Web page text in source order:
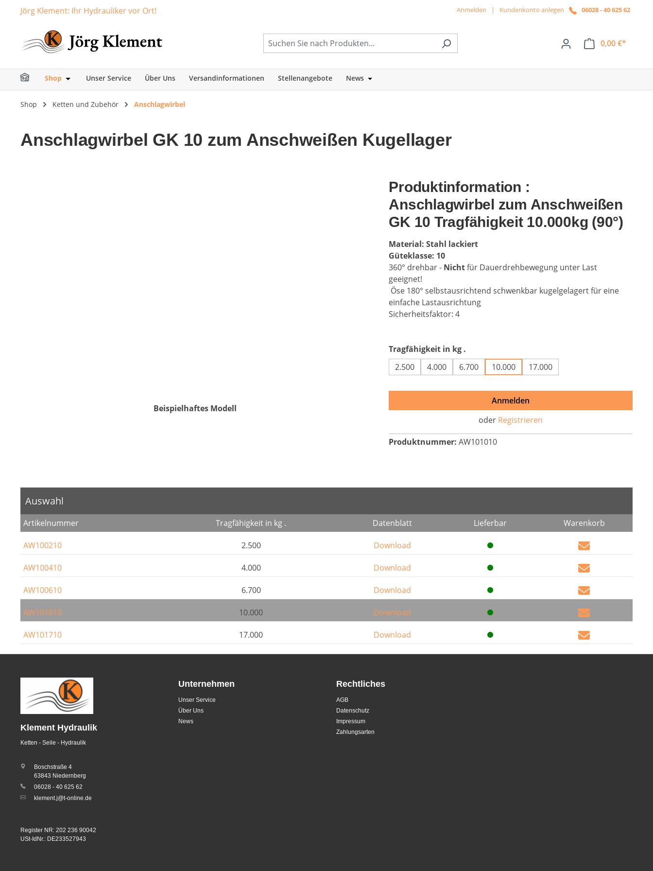
Zur Hauptnavigation springen
Jörg Klement: Ihr Hydrauliker vor Ort! Anmelden | Kundenkonto anlegen 06028 - 40 625 62
0,00 €*
Shop Öffne oder Schließe das Dropdown der Kategorie Shop
Unser Service Über Uns Versandinformationen Stellenangebote News Öffne oder Schließe das Dropdown der Kategorie News
Shop Ketten und Zubehör Anschlagwirbel
Anschlagwirbel GK 10 zum Anschweißen Kugellager
Beispielhaftes Modell
Produktinformation :
Anschlagwirbel zum Anschweißen
GK 10 Tragfähigkeit 10.000kg (90°)
Material: Stahl lackiert
Güteklasse: 10
360° drehbar - Nichtfür Dauerdrehbewegung unter Last
geeignet!
Öse 180° selbstausrichtend schwenkbar kugelgelagert für eine
einfache Lastausrichtung
Sicherheitsfaktor: 4
Tragfähigkeit in kg .
2.500
4.000 6.700 10.000 17.000
Anmelden
oder Registrieren
Produktnummer:AW101010
Auswahl
Artikelnummer Tragfähigkeit in kg . Datenblatt Lieferbar Warenkorb
AW100210 2.500 Download
AW100410 4.000 Download
AW100610 6.700 Download
AW101010 10.000 Download
AW101710 17.000 Download
Klement Hydraulik
Ketten - Seile - Hydraulik
Boschstraße 4
63843 Niedernberg
06028 - 40 625 62
klement.j@t-online.de
Register NR: 202 236 90042
USt-IdNr.: DE233527943
Unternehmen
Unser Service
Über Uns
News
Rechtliches
AGB
Datenschutz
Impressum
Zahlungsarten